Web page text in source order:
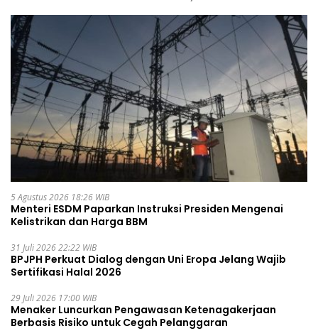
5 Agustus 2026 18:26 WIB
Menteri ESDM Paparkan Instruksi Presiden Mengenai
Kelistrikan dan Harga BBM
31 Juli 2026 22:22 WIB
BPJPH Perkuat Dialog dengan Uni Eropa Jelang Wajib
Sertifikasi Halal 2026
29 Juli 2026 17:00 WIB
Menaker Luncurkan Pengawasan Ketenagakerjaan
Berbasis Risiko untuk Cegah Pelanggaran